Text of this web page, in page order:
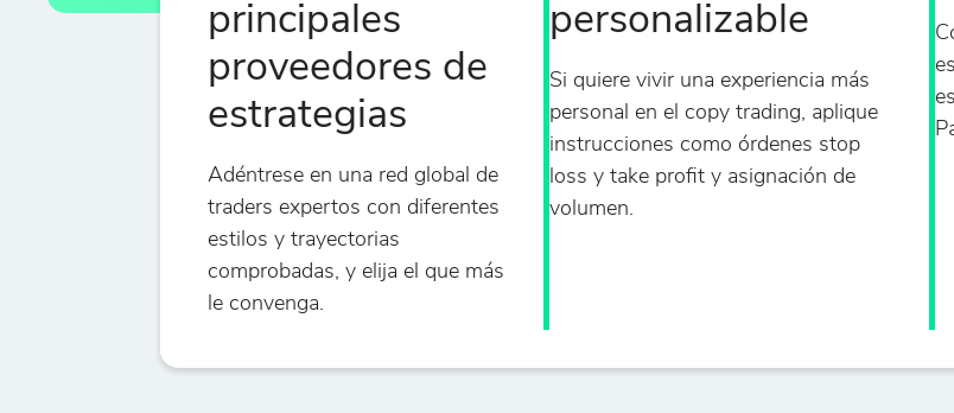
principales
proveedores de
estrategias
Adéntrese en una red global de
traders expertos con diferentes
estilos y trayectorias
comprobadas, y elija el que más
le convenga.
personalizable
Si quiere vivir una experiencia más
personal en el copy trading, aplique
instrucciones como órdenes stop
loss y take profit y asignación de
volumen.